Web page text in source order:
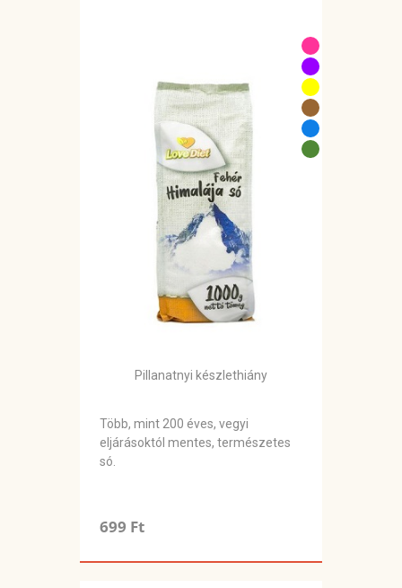
Pillanatnyi készlethiány
Több, mint 200 éves, vegyi
eljárásoktól mentes, természetes
só.
699 Ft